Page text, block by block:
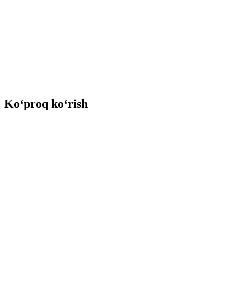
Ko‘proq ko‘rish